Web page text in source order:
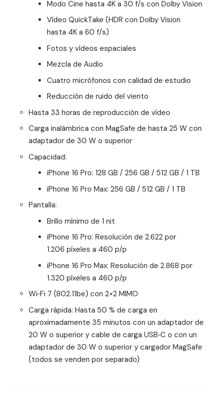
Modo Cine hasta 4K a 30 f/s con Dolby Vision
Vídeo QuickTake (HDR con Dolby Vision
hasta 4K a 60 f/s)
Fotos y vídeos espaciales
Mezcla de Audio
Cuatro micrófonos con calidad de estudio
Reducción de ruido del viento
Hasta 33 horas de reproducción de vídeo
Carga inalámbrica con MagSafe de hasta 25 W con
adaptador de 30 W o superior
Capacidad:
iPhone 16 Pro: 128 GB / 256 GB / 512 GB / 1 TB
iPhone 16 Pro Max: 256 GB / 512 GB / 1 TB
Pantalla:
Brillo mínimo de 1 nit
iPhone 16 Pro: Resolución de 2.622 por
1.206 píxeles a 460 p/p
iPhone 16 Pro Max: Resolución de 2.868 por
1.320 píxeles a 460 p/p
Wi‑Fi 7 (802.11be) con 2×2 MIMO
Carga rápida: Hasta 50 % de carga en
aproximadamente 35 minutos con un adaptador de
20 W o superior y cable de carga USB‑C o con un
adaptador de 30 W o superior y cargador MagSafe
(todos se venden por separado)